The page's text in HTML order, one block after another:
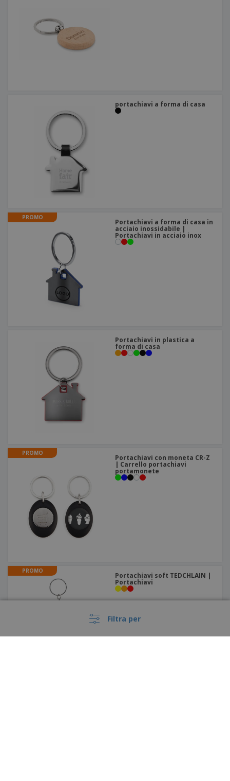
Filtra per
portachiavi a forma di casa
PROMO
Portachiavi a forma di casa in
acciaio inossidabile |
Portachiavi in acciaio inox
Portachiavi in plastica a
forma di casa
PROMO
Portachiavi con moneta CR-Z
| Carrello portachiavi
portamonete
PROMO
Portachiavi soft TEDCHLAIN |
Portachiavi